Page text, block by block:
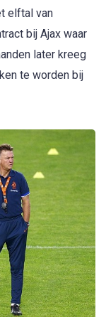
elftal van
bij Ajax waar
later kreeg
te worden bij